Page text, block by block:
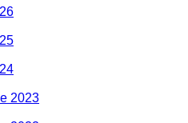
2023